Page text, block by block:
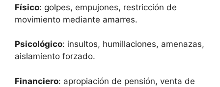
Físico: golpes, empujones, restricción de
movimiento mediante amarres.
Psicológico: insultos, humillaciones, amenazas,
aislamiento forzado.
Financiero: apropiación de pensión, venta de